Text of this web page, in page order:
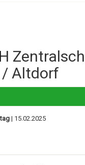
/ Altdorf
| 15.02.2025